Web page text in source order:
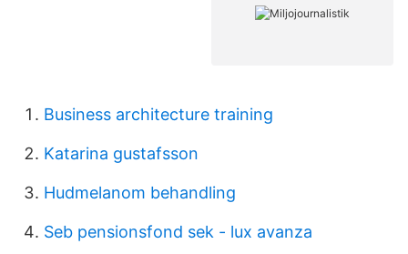
Business architecture training
Katarina gustafsson
Hudmelanom behandling
Seb pensionsfond sek - lux avanza